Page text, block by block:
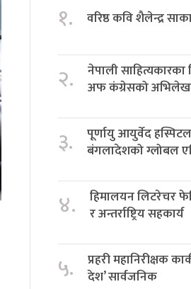
१. वरिष्ठ कवि शैलेन्द्र
२.
नेपाली साहित्यकारका
अफ कंग्रेसको
३.
पूर्णायु आयुर्वेद
बंगलादेशको ग्लोबल
४.
हिमालयन लिटरेचर
र अन्तर्राष्ट्रिय सहकार्य
५.
प्रहरी महानिरीक्षक
देश’ सार्वजनिक